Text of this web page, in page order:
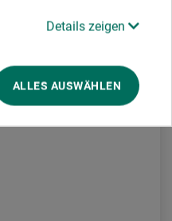
Details zeigen
ALLES AUSWÄHLEN